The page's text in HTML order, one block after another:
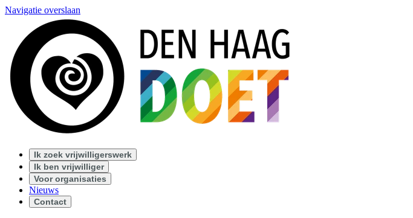
Navigatie overslaan
Ik zoek vrijwilligerswerk
Ik ben vrijwilliger
Voor organisaties
Nieuws
Contact